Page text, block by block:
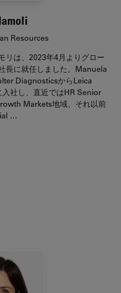
Resources
リは、2023年4月よりグロー
長に就任しました。Manuela
DiagnosticsからLeica
社し、直近ではHR Senior
Markets地域、それ以前
…